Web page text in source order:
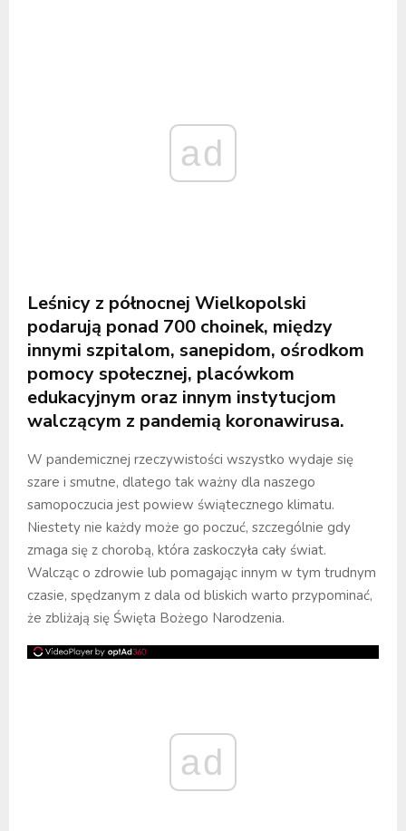
ad
Leśnicy z północnej Wielkopolski
podarują ponad 700 choinek, między
innymi szpitalom, sanepidom, ośrodkom
pomocy społecznej, placówkom
edukacyjnym oraz innym instytucjom
walczącym z pandemią koronawirusa.
W pandemicznej rzeczywistości wszystko wydaje się
szare i smutne, dlatego tak ważny dla naszego
samopoczucia jest powiew świątecznego klimatu.
Niestety nie każdy może go poczuć, szczególnie gdy
zmaga się z chorobą, która zaskoczyła cały świat.
Walcząc o zdrowie lub pomagając innym w tym trudnym
czasie, spędzanym z dala od bliskich warto przypominać,
że zbliżają się Święta Bożego Narodzenia.
ad